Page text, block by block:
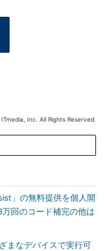
Inc. All Rights Reserved.
」の無料提供を個人開
回のコード補完の他は
まなデバイスで実行可